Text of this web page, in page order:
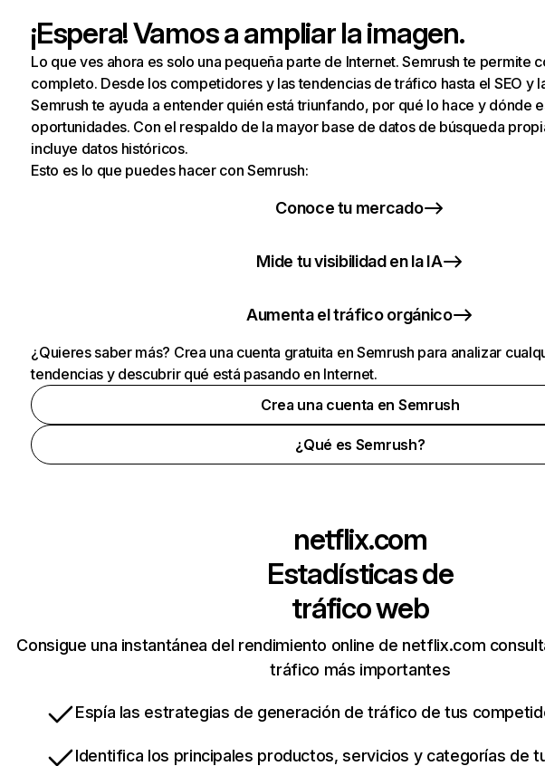
¡Espera! Vamos a ampliar la imagen.
Lo que ves ahora es solo una pequeña parte de Internet. Semrush te permite
completo. Desde los competidores y las tendencias de tráfico hasta el SEO y
Semrush te ayuda a entender quién está triunfando, por qué lo hace y dónde
oportunidades. Con el respaldo de la mayor base de datos de búsqueda
incluye datos históricos.
Esto es lo que puedes hacer con Semrush:
Conoce tu mercado
Mide tu visibilidad en la IA
Aumenta el tráfico orgánico
¿Quieres saber más? Crea una cuenta gratuita en Semrush para analizar
tendencias y descubrir qué está pasando en Internet.
Crea una cuenta en Semrush
¿Qué es Semrush?
netflix.com
Estadísticas de
tráfico web
Consigue una instantánea del rendimiento online de netflix.com
tráfico más importantes
Espía las estrategias de generación de tráfico de tus
Identifica los principales productos, servicios y categorías de